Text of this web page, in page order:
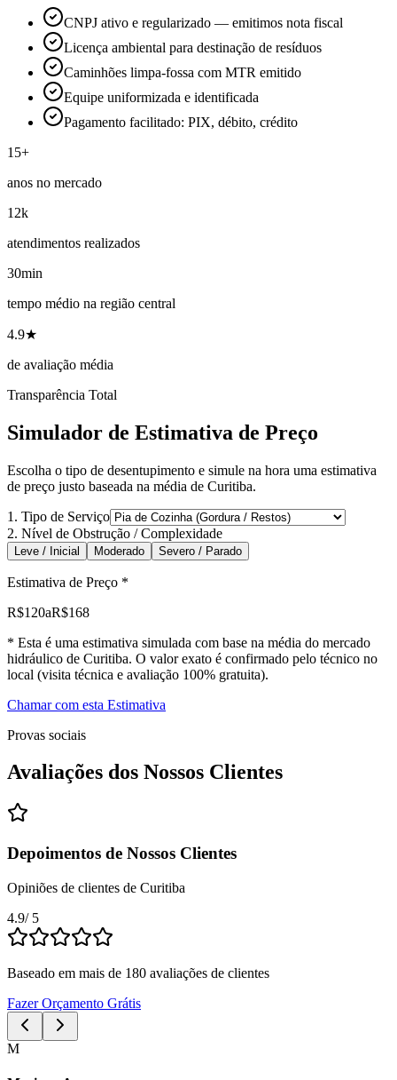
CNPJ ativo e regularizado — emitimos nota fiscal
Licença ambiental para destinação de resíduos
Caminhões limpa-fossa com MTR emitido
Equipe uniformizada e identificada
Pagamento facilitado: PIX, débito, crédito
15+
anos no mercado
12k
atendimentos realizados
30min
tempo médio na região central
4.9★
de avaliação média
Transparência Total
Simulador de Estimativa de Preço
Escolha o tipo de desentupimento e simule na hora uma estimativa
de preço justo baseada na média de Curitiba.
1. Tipo de Serviço
2. Nível de Obstrução / Complexidade
Leve / Inicial Moderado Severo / Parado
Estimativa de Preço *
R$120aR$168
* Esta é uma estimativa simulada com base na média do mercado
hidráulico de Curitiba. O valor exato é confirmado pelo técnico no
local (visita técnica e avaliação 100% gratuita).
Chamar com esta Estimativa
Provas sociais
Avaliações dos Nossos Clientes
Depoimentos de Nossos Clientes
Opiniões de clientes de Curitiba
4.9/ 5
Baseado em mais de 180 avaliações de clientes
Fazer Orçamento Grátis
M